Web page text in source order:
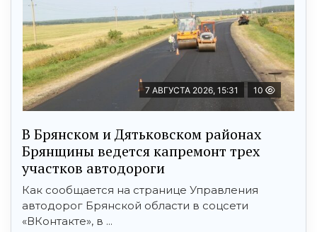
7 АВГУСТА 2026, 15:31 10
В Брянском и Дятьковском районах
Брянщины ведется капремонт трех
участков автодороги
Как сообщается на странице Управления
автодорог Брянской области в соцсети
«ВКонтакте», в ...